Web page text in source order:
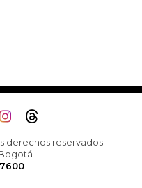
derechos reservados.
Bogotá